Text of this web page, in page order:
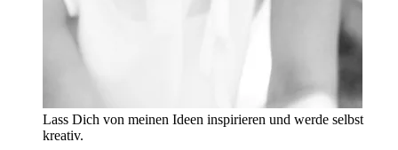
Lass Dich von meinen Ideen inspirieren und werde selbst
kreativ.